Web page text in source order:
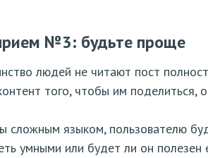
№3: будьте проще
людей не читают пост
того, чтобы им поделиться,
сложным языком, пользователю
умными или будет ли он полезен